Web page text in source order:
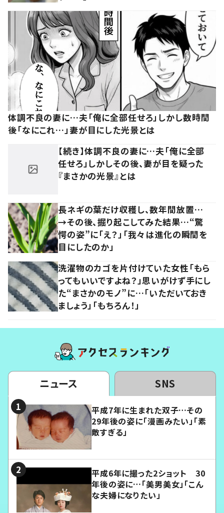
体調不良の妻に…夫「俺に全部任せろ」しかし数時間
後「なにこれ…」妻が目にした光景とは
【続き】体調不良の妻に…夫「俺に全部
任せろ」しかしその後、妻が目を疑った
『まさかの光景』とは
長ネギの葉だけ収穫し、数年間放置…
→その後、掘り起こしてみた結果…“驚
愕の姿”に「え？」「我々は進化の瞬間を
目にしたのか」
洗濯物のカゴを片付けていた女性「もら
ってもいいですよね？」思いがけず手にし
た“まさかのモノ”に…「いただいておき
ましょう」「もちろん！」
ニュース SNS
平成7年に生まれた双子…その
29年後の姿に「漫画みたい」「素
敵すぎる」
平成6年に撮った2ショット 30
年後の姿に…「美男美女」「こん
な夫婦になりたい」